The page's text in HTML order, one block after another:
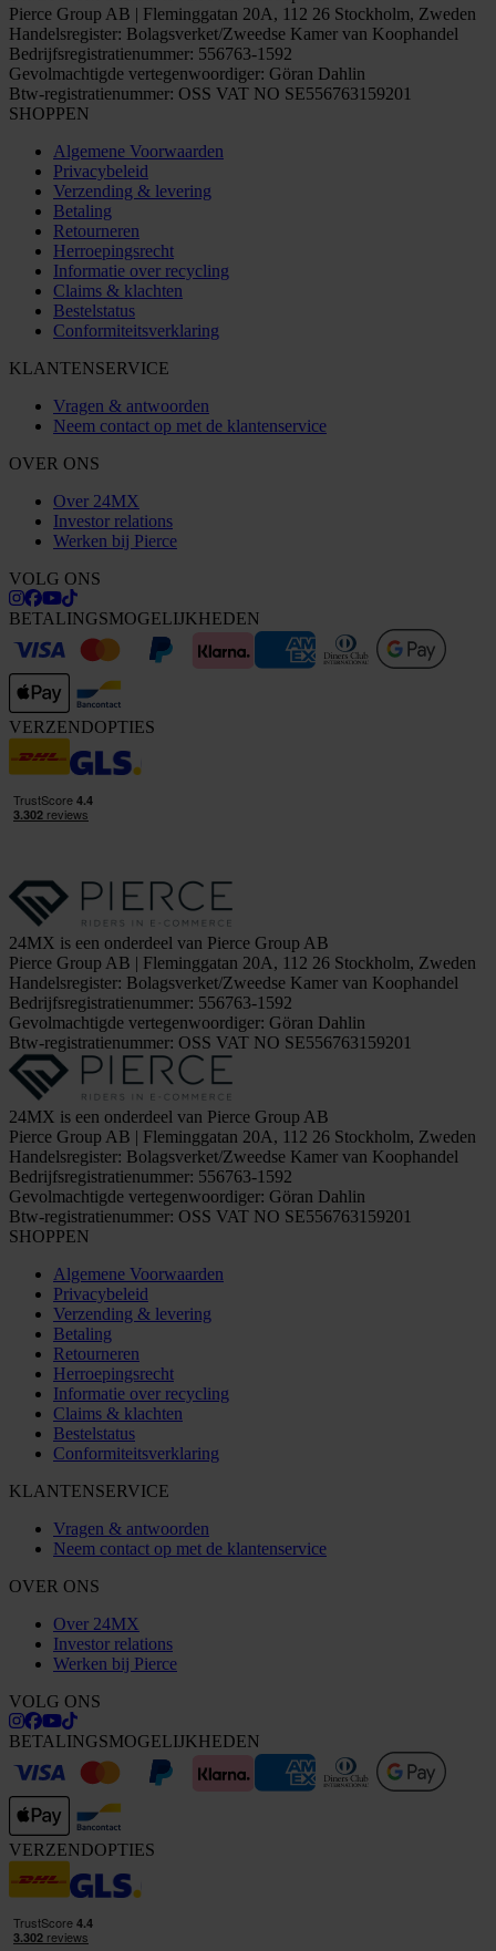
Pierce Group AB | Fleminggatan 20A, 112 26 Stockholm, Zweden
Handelsregister: Bolagsverket/Zweedse Kamer van Koophandel
Bedrijfsregistratienummer: 556763-1592
Gevolmachtigde vertegenwoordiger: Göran Dahlin
Btw-registratienummer: OSS VAT NO SE556763159201
SHOPPEN
Algemene Voorwaarden
Privacybeleid
Verzending & levering
Betaling
Retourneren
Herroepingsrecht
Informatie over recycling
Claims & klachten
Bestelstatus
Conformiteitsverklaring
KLANTENSERVICE
Vragen & antwoorden
Neem contact op met de klantenservice
OVER ONS
Over 24MX
Investor relations
Werken bij Pierce
VOLG ONS
BETALINGSMOGELIJKHEDEN
VERZENDOPTIES
24MX is een onderdeel van Pierce Group AB
Pierce Group AB | Fleminggatan 20A, 112 26 Stockholm, Zweden
Handelsregister: Bolagsverket/Zweedse Kamer van Koophandel
Bedrijfsregistratienummer: 556763-1592
Gevolmachtigde vertegenwoordiger: Göran Dahlin
Btw-registratienummer: OSS VAT NO SE556763159201
24MX is een onderdeel van Pierce Group AB
Pierce Group AB | Fleminggatan 20A, 112 26 Stockholm, Zweden
Handelsregister: Bolagsverket/Zweedse Kamer van Koophandel
Bedrijfsregistratienummer: 556763-1592
Gevolmachtigde vertegenwoordiger: Göran Dahlin
Btw-registratienummer: OSS VAT NO SE556763159201
SHOPPEN
Algemene Voorwaarden
Privacybeleid
Verzending & levering
Betaling
Retourneren
Herroepingsrecht
Informatie over recycling
Claims & klachten
Bestelstatus
Conformiteitsverklaring
KLANTENSERVICE
Vragen & antwoorden
Neem contact op met de klantenservice
OVER ONS
Over 24MX
Investor relations
Werken bij Pierce
VOLG ONS
BETALINGSMOGELIJKHEDEN
VERZENDOPTIES